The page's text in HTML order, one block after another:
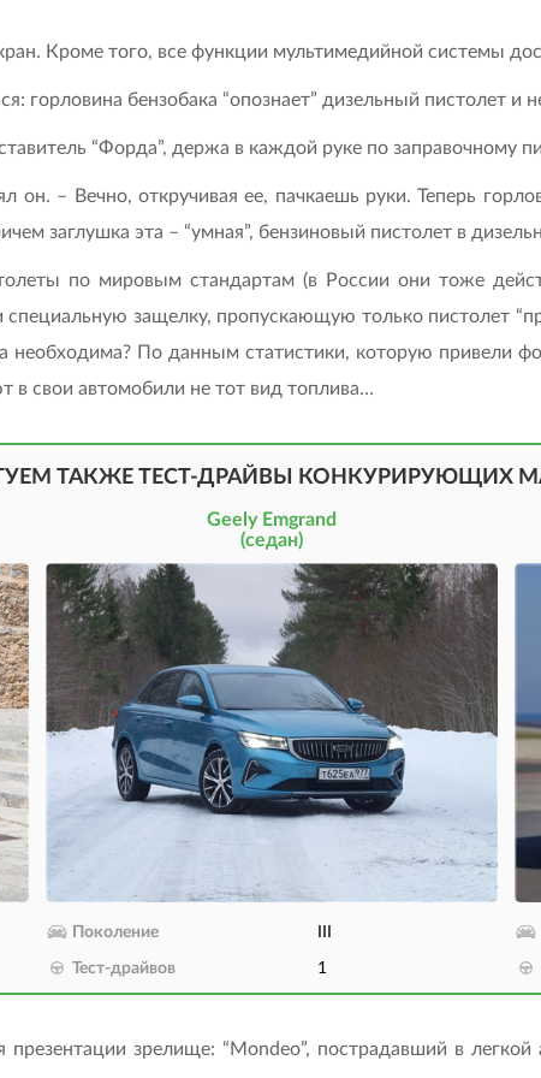
Кроме того, все функции мультимедийной системы
горловина бензобака “опознает” дизельный пистолет и
“Форда”, держа в каждой руке по заправочному
он. – Вечно, откручивая ее, пачкаешь руки. Теперь
заглушка эта – “умная”, бензиновый пистолет в
по мировым стандартам (в России они тоже
специальную защелку, пропускающую только пистолет
необходима? По данным статистики, которую привели
в свои автомобили не тот вид топлива…
ТАКЖЕ ТЕСТ-ДРАЙВЫ КОНКУРИРУЮЩИХ
Geely Emgrand
(седан)
Поколение
Тест-драйвов 1
зрелище: “Mondeo”, пострадавший в